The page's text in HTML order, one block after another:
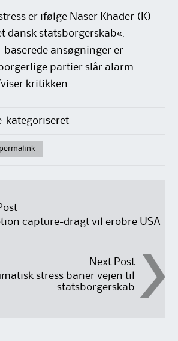
er ifølge Naser Khader (K)
dansk statsborgerskab«.
baserede ansøgninger er
partier slår alarm.
kritikken.
kategoriseret
permalink
capture-dragt vil erobre USA
Next Post
stress baner vejen til
statsborgerskab